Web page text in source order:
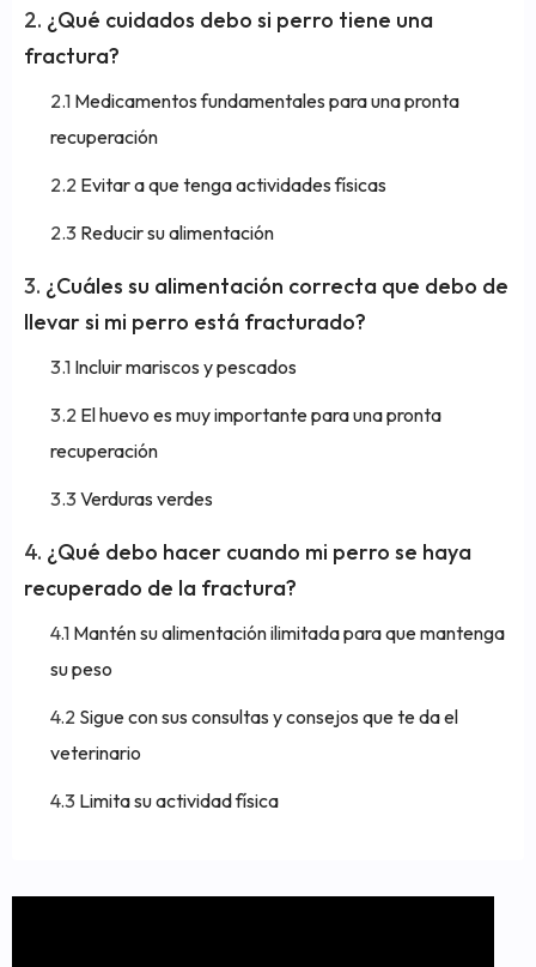
¿Qué cuidados debo si perro tiene una
fractura?
Medicamentos fundamentales para una pronta
recuperación
Evitar a que tenga actividades físicas
Reducir su alimentación
¿Cuáles su alimentación correcta que debo de
llevar si mi perro está fracturado?
Incluir mariscos y pescados
El huevo es muy importante para una pronta
recuperación
Verduras verdes
¿Qué debo hacer cuando mi perro se haya
recuperado de la fractura?
Mantén su alimentación ilimitada para que mantenga
su peso
Sigue con sus consultas y consejos que te da el
veterinario
Limita su actividad física